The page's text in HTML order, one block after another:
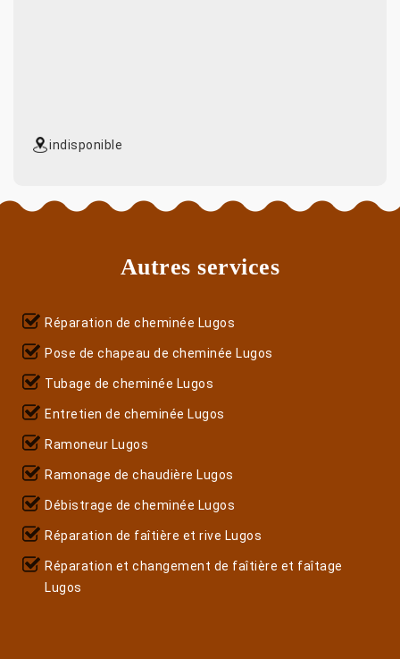
indisponible
Autres services
Réparation de cheminée Lugos
Pose de chapeau de cheminée Lugos
Tubage de cheminée Lugos
Entretien de cheminée Lugos
Ramoneur Lugos
Ramonage de chaudière Lugos
Débistrage de cheminée Lugos
Réparation de faîtière et rive Lugos
Réparation et changement de faîtière et faîtage
Lugos